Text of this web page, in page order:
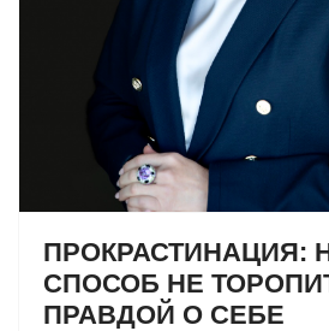
ПРОКРАСТИНАЦИЯ:
СПОСОБ НЕ
ПРАВДОЙ О СЕБЕ